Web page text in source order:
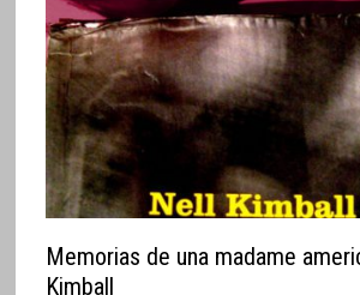
Memorias de una madame
Kimball